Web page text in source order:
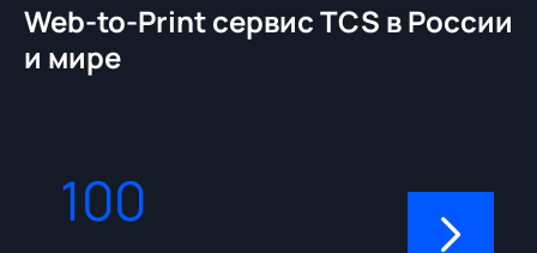
Web-to-Print сервис TCS в России
и мире
100 310